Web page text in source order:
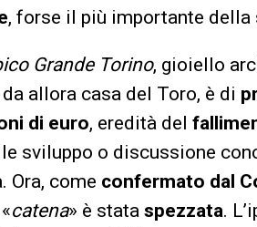
, forse il più importante della
Grande Torino, gioiello
da allora casa del Toro, è di
di euro, eredità del
sviluppo o discussione
Ora, come confermato dal
catena» è stata spezzata.